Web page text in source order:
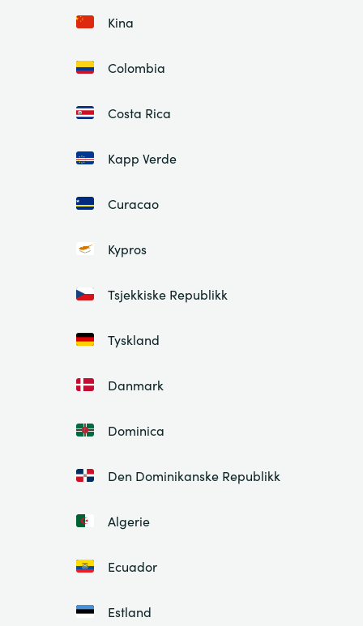
Kina
Colombia
Costa Rica
Kapp Verde
Curacao
Kypros
Tsjekkiske Republikk
Tyskland
Danmark
Dominica
Den Dominikanske Republikk
Algerie
Ecuador
Estland